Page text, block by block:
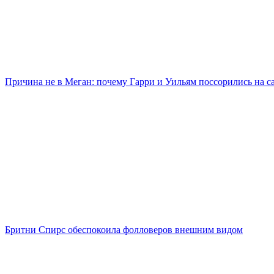
Причина не в Меган: почему Гарри и Уильям поссорились на
Бритни Спирс обеспокоила фолловеров внешним видом